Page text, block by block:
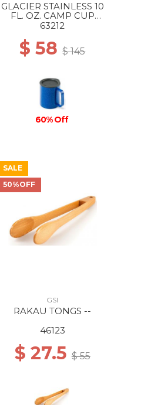
GLACIER STAINLESS 10
FL. OZ. CAMP CUP
BLUE SPECKLE
63212
$ 58$ 145
60% Off
SALE
50%OFF
GSI
RAKAU TONGS --
46123
$ 27.5 $ 55